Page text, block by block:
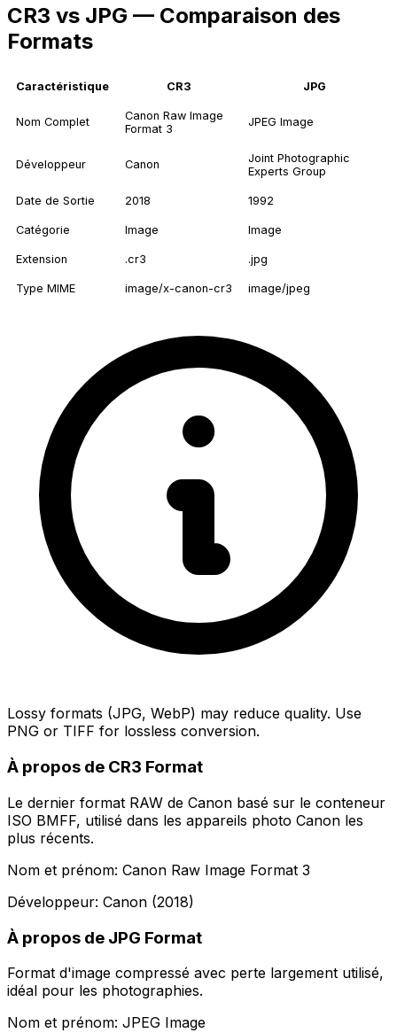
CR3 vs JPG — Comparaison des
Formats
Caractéristique CR3 JPG
Nom Complet
Canon Raw Image
Format 3
JPEG Image
Développeur Canon
Joint Photographic
Experts Group
Date de Sortie 2018 1992
Catégorie Image Image
Extension .cr3 .jpg
Type MIME image/x-canon-cr3 image/jpeg
Lossy formats (JPG, WebP) may reduce quality. Use
PNG or TIFF for lossless conversion.
À propos de CR3 Format
Le dernier format RAW de Canon basé sur le conteneur
ISO BMFF, utilisé dans les appareils photo Canon les
plus récents.
Nom et prénom: Canon Raw Image Format 3
Développeur: Canon (2018)
À propos de JPG Format
Format d'image compressé avec perte largement utilisé,
idéal pour les photographies.
Nom et prénom: JPEG Image